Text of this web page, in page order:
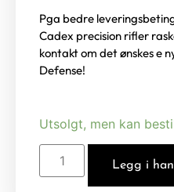
Pga bedre
Cadex precision rifler
kontakt om det ønskes e
Defense!
Utsolgt, men kan
Legg i